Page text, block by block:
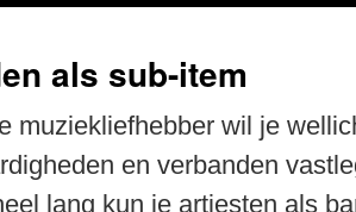
als sub-item
muziekliefhebber wil je
en verbanden
lang kun je artiesten als